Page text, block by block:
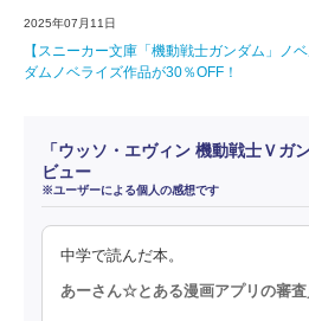
2025年07月11日
【スニーカー文庫「機動戦士ガンダム」ノ
ダムノベライズ作品が30％OFF！
「ウッソ・エヴィン 機動戦士Ｖガ
ビュー
※ユーザーによる個人の感想です
中学で読んだ本。
あーさん☆とある漫画アプリの審